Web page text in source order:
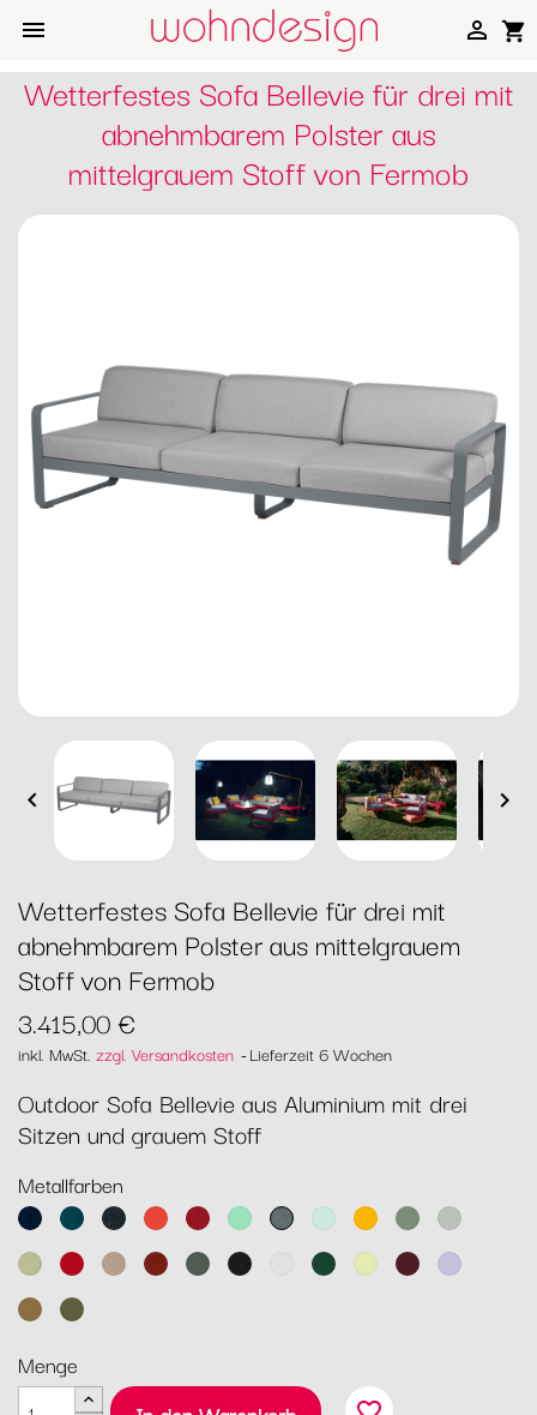
 shopping_cart

Wetterfestes Sofa Bellevie für drei mit
abnehmbarem Polster aus
mittelgrauem Stoff von Fermob
 
Wetterfestes Sofa Bellevie für drei mit
abnehmbarem Polster aus mittelgrauem
Stoff von Fermob
3.415,00 €
inkl. MwSt. zzgl. Versandkosten Lieferzeit 6 Wochen
Outdoor Sofa Bellevie aus Aluminium mit drei
Sitzen und grauem Stoff
Metallfarben
AbyssblauAcapulcoblau
AnthrazitCapucine
Chili OpalgrünGewittergrau
Gletscherminze
HonigKaktusLehmgrau
LindgrünMohnrotMuskatOckerRosmarin
Lakritz Baumwollweiß
Zederngrün
Zitronensorbet
Schwarzkirsche
Marshmallo
Lebkuchen
Pesto
Menge